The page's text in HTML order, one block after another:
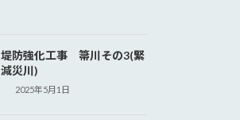
堤防強化工事 箒川その3(緊
減災川)
2025年5月1日